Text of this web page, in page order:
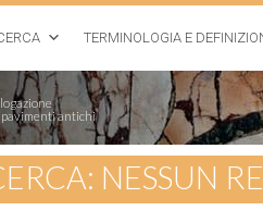
TERMINOLOGIA E
antichi
NESSUN